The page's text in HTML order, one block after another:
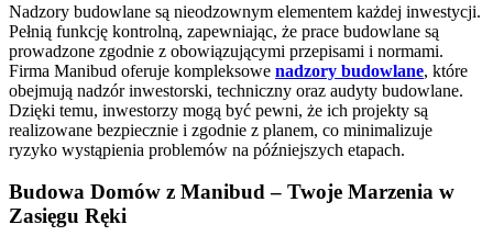
Nadzory budowlane są nieodzownym elementem każdej inwestycji.
Pełnią funkcję kontrolną, zapewniając, że prace budowlane są
prowadzone zgodnie z obowiązującymi przepisami i normami.
Firma Manibud oferuje kompleksowe nadzory budowlane, które
obejmują nadzór inwestorski, techniczny oraz audyty budowlane.
Dzięki temu, inwestorzy mogą być pewni, że ich projekty są
realizowane bezpiecznie i zgodnie z planem, co minimalizuje
ryzyko wystąpienia problemów na późniejszych etapach.
Budowa Domów z Manibud – Twoje Marzenia w
Zasięgu Ręki